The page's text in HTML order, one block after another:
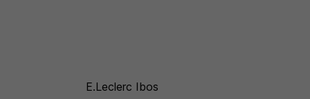
E.Leclerc Ibos